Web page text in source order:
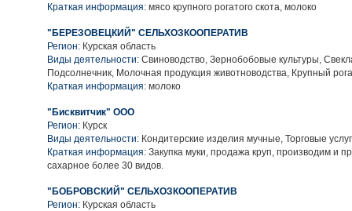
Краткая информация: мясо крупного рогатого скота, молоко
"БЕРЕЗОВЕЦКИЙ" СЕЛЬХОЗКООПЕРАТИВ
Регион: Курская область
Виды деятельности: Свиноводство, Зернобобовые культуры,
Подсолнечник, Молочная продукция животноводства, Крупный
Краткая информация: молоко
"Бисквитчик" ООО
Регион: Курск
Виды деятельности: Кондитерские изделия мучные, Торговые
Краткая информация: Закупка муки, продажа круп, производим и
сахарное более 30 видов.
"БОБРОВСКИЙ" СЕЛЬХОЗКООПЕРАТИВ
Регион: Курская область